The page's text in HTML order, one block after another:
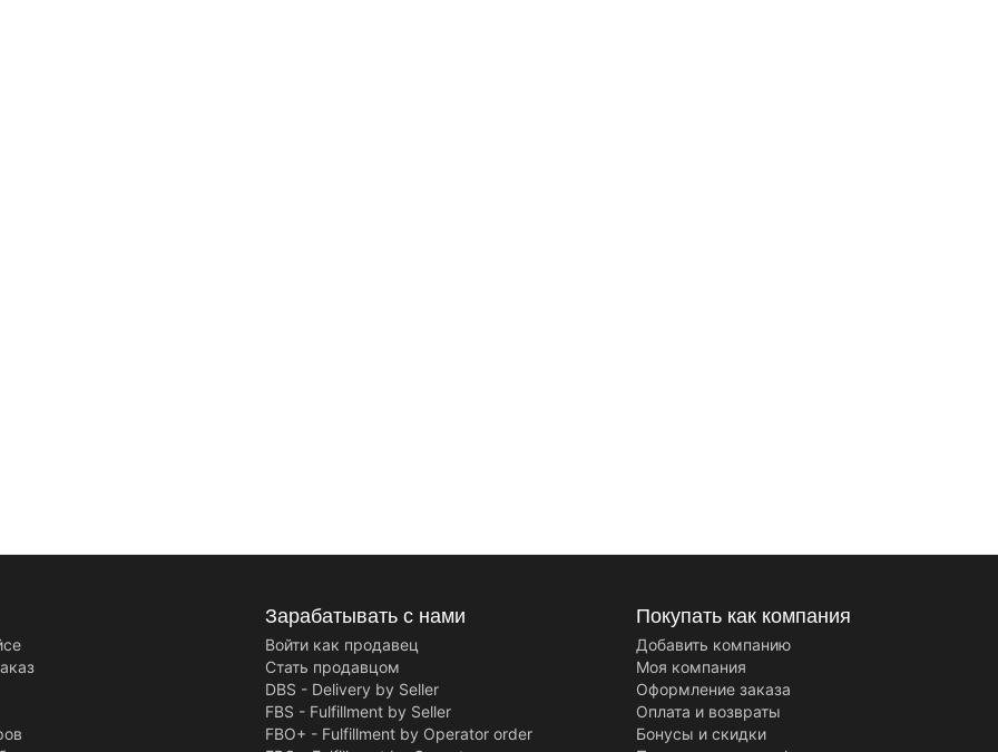
Зарабатывать с нами
Войти как продавец
Стать продавцом
DBS - Delivery by Seller
FBS - Fulfillment by Seller
FBO+ - Fulfillment by Operator order
Покупать как компания
Добавить компанию
Моя компания
Оформление заказа
Оплата и возвраты
Бонусы и скидки